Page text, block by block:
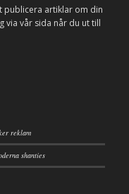
publicera artiklar om din
via vår sida når du ut till
reklam
shanties